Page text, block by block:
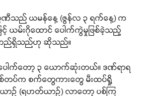
ဏီသည် ယမန်နေ့ (ဇွန်လ ၃ ရက်နေ့) က
ယမ်းဂိုထောင် ပေါက်ကွဲမှုဖြစ်ခဲ့သည့်
တည်ရှိသည်ဟု ဆိုသည်။
ေါက်တော့ ၃ ယောက်ဆုံးတယ်။ ဒဏ်ရာရ
စ်တပ်က စက်တွေကားတွေ မီးထပ်ရှို့
ာဉ် (ရဟတ်ယာဉ်) လာတော့ ပစ်ကြ